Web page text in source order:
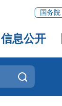
国务院
信息公开